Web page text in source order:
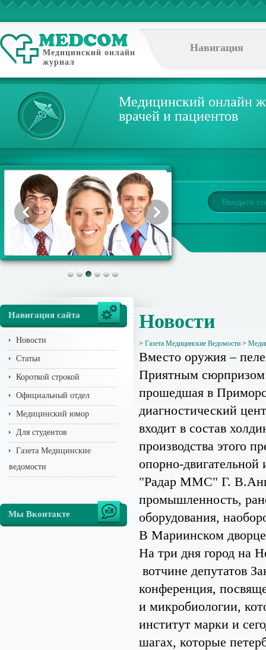
Медицинский онлайн
журнал
Навигация
Медицинский онлайн
врачей и пациентов
Навигация сайта
Новости
Статьи
Короткой строкой
Официальный отдел
Медицинский юмор
Для студентов
Газета Медицинские
ведомости
Мы Вконтакте
Новости
> Газета Медицинские Ведомости >
Вместо оружия –
Приятным сюрпризом
прошедшая в
диагностический
входит в состав
производства этого
опорно-двигательной
"Радар ММС" Г.
промышленность,
оборудования,
В Мариинском дворце
На три дня город на
вотчине депутатов
конференция,
и микробиологии,
институт марки и
шагах, которые